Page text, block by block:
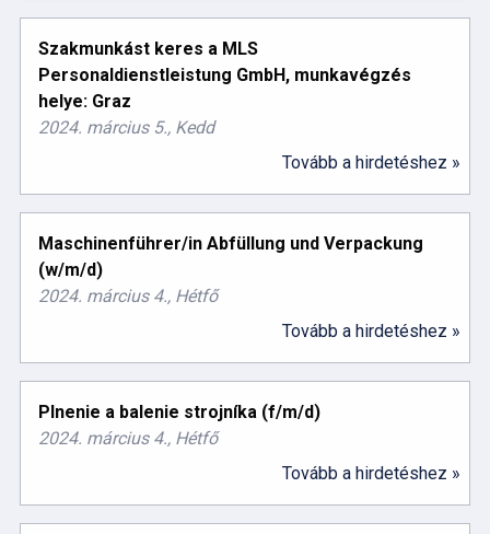
Szakmunkást keres a MLS
Personaldienstleistung GmbH, munkavégzés
helye: Graz
2024. március 5., Kedd
Tovább a hirdetéshez »
Maschinenführer/in Abfüllung und Verpackung
(w/m/d)
2024. március 4., Hétfő
Tovább a hirdetéshez »
Plnenie a balenie strojníka (f/m/d)
2024. március 4., Hétfő
Tovább a hirdetéshez »